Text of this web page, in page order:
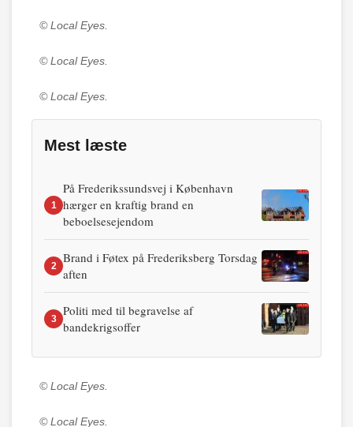
© Local Eyes.
© Local Eyes.
© Local Eyes.
Mest læste
1
På Frederikssundsvej i København
hærger en kraftig brand en
beboelsesejendom
2
Brand i Føtex på Frederiksberg Torsdag
aften
3
Politi med til begravelse af
bandekrigsoffer
© Local Eyes.
© Local Eyes.